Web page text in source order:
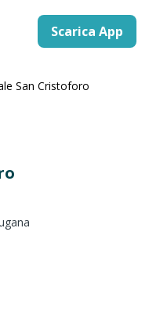
Scarica App
San Cristoforo